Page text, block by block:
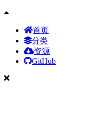
首页
分类
资源
GitHub